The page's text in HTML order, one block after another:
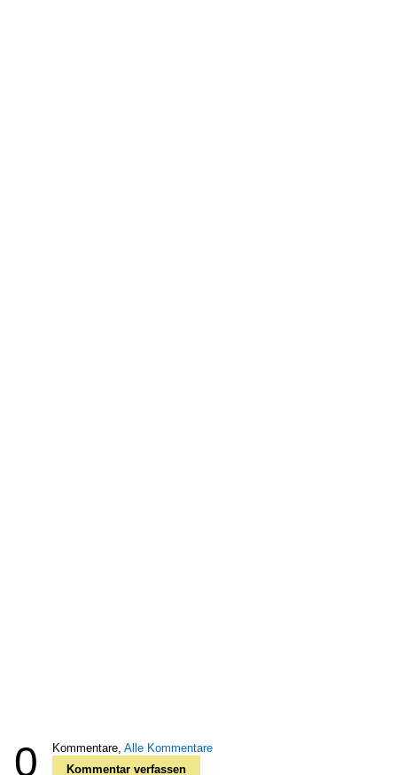
0 Kommentare, Alle Kommentare
Kommentar verfassen